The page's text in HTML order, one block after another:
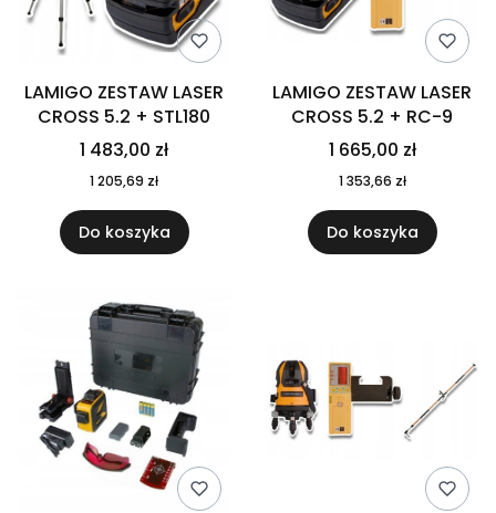
LAMIGO ZESTAW LASER
CROSS 5.2 + STL180
1 483,00 zł
1 205,69 zł
Do koszyka
LAMIGO ZESTAW LASER
CROSS 5.2 + RC-9
1 665,00 zł
1 353,66 zł
Do koszyka